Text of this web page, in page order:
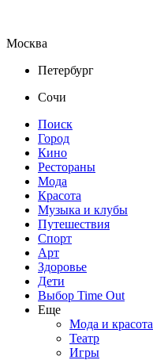
Москва
Петербург
Сочи
Поиск
Город
Кино
Рестораны
Мода
Красота
Музыка и клубы
Путешествия
Спорт
Арт
Здоровье
Дети
Выбор Time Out
Еще
Мода и красота
Театр
Игры